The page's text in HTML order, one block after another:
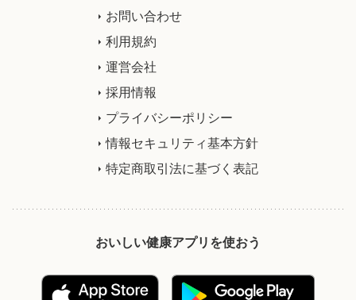
お問い合わせ
利用規約
運営会社
採用情報
プライバシーポリシー
情報セキュリティ基本方針
特定商取引法に基づく表記
おいしい健康アプリを使おう